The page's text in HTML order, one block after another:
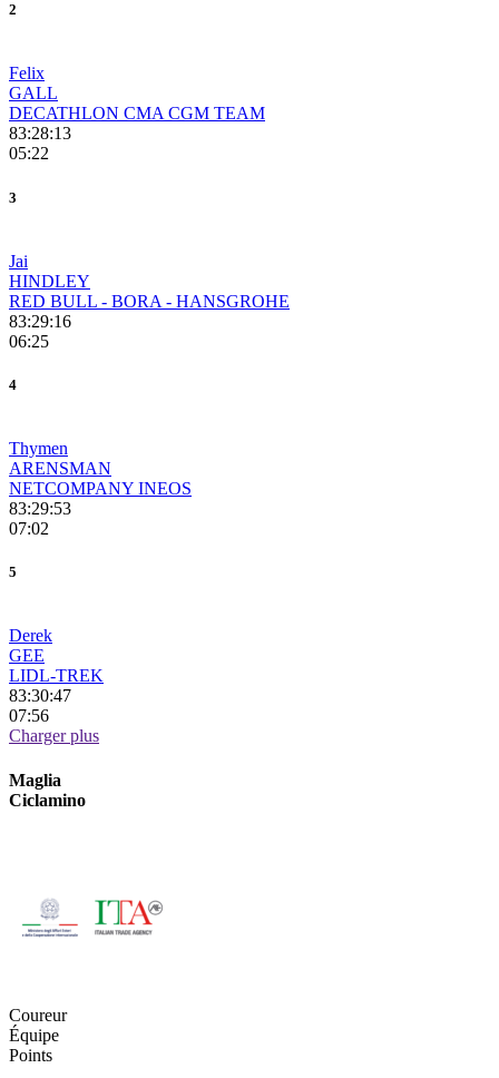
2
Felix
GALL
DECATHLON CMA CGM TEAM
83:28:13
05:22
3
Jai
HINDLEY
RED BULL - BORA - HANSGROHE
83:29:16
06:25
4
Thymen
ARENSMAN
NETCOMPANY INEOS
83:29:53
07:02
5
Derek
GEE
LIDL-TREK
83:30:47
07:56
Charger plus
Maglia
Ciclamino
Coureur
Équipe
Points